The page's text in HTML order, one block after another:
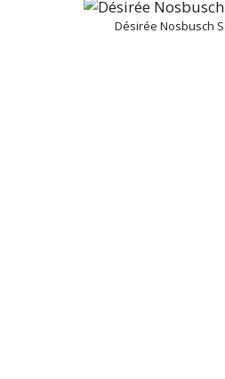
Désirée Nosbusch